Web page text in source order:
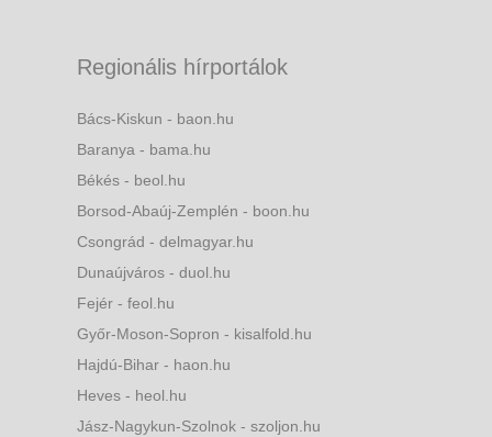
Regionális hírportálok
Bács-Kiskun - baon.hu
Baranya - bama.hu
Békés - beol.hu
Borsod-Abaúj-Zemplén - boon.hu
Csongrád - delmagyar.hu
Dunaújváros - duol.hu
Fejér - feol.hu
Győr-Moson-Sopron - kisalfold.hu
Hajdú-Bihar - haon.hu
Heves - heol.hu
Jász-Nagykun-Szolnok - szoljon.hu